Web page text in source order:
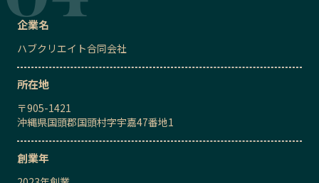
企業名
ハブクリエイト合同会社
所在地
〒905-1421
沖縄県国頭郡国頭村字宇嘉47番地1
創業年